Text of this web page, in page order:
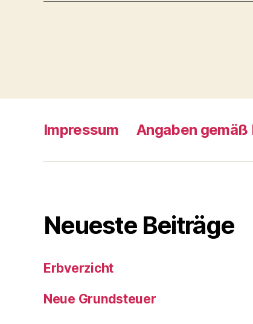
Impressum Angaben gemäß
Neueste Beiträge
Erbverzicht
Neue Grundsteuer